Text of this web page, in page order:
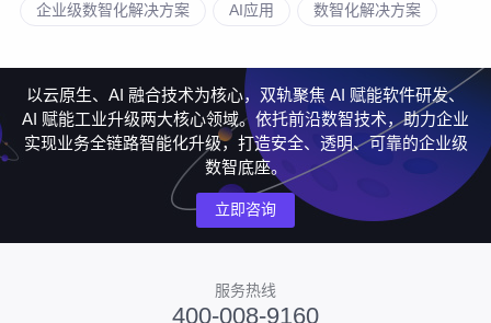
企业级数智化解决方案 AI应用 数智化解决方案
以云原生、AI 融合技术为核心，双轨聚焦 AI 赋能软件研发、
AI 赋能工业升级两大核心领域。依托前沿数智技术，助力企业
实现业务全链路智能化升级，打造安全、透明、可靠的企业级
数智底座。
立即咨询
服务热线
400-008-9160